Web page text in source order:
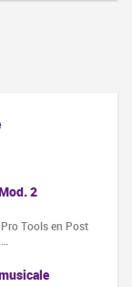
2
Tools en Post